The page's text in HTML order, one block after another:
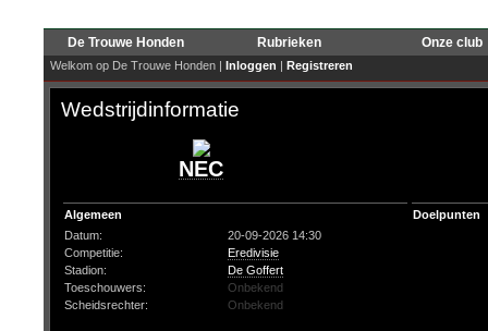
De Trouwe Honden Rubrieken Onze club
Welkom op De Trouwe Honden | Inloggen | Registreren
Wedstrijdinformatie
NEC
Algemeen
Datum:
20-09-2026 14:30
Competitie:
Eredivisie
Stadion:
De Goffert
Toeschouwers:
Onbekend
Scheidsrechter:
Onbekend
Doelpunten